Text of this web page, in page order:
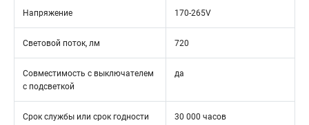
Напряжение 170-265V
Световой поток, лм 720
Совместимость с выключателем
с подсветкой
да
Срок службы или срок годности 30 000 часов